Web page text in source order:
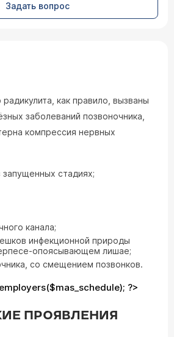
Задать вопрос
как правило, вызваны
заболеваний позвоночника,
компрессия нервных
стадиях;
канала;
инфекционной природы
опоясывающем лишае;
со смещением позвонков.
?>
ПРОЯВЛЕНИЯ